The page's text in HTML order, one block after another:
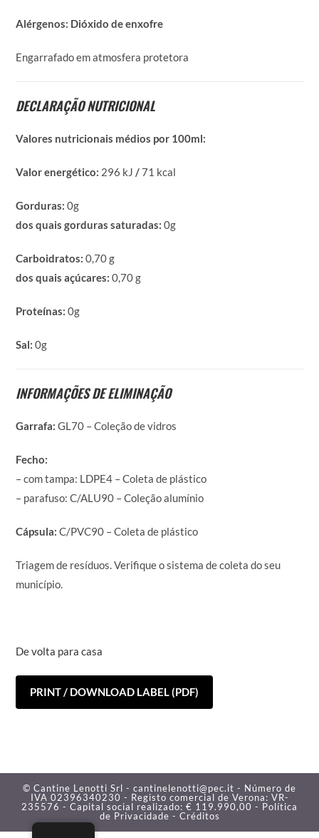
Alérgenos: Dióxido de enxofre
Engarrafado em atmosfera protetora
DECLARAÇÃO NUTRICIONAL
Valores nutricionais médios por 100ml:
Valor energético: 296 kJ/71 kcal
Gorduras: 0g
dos quais gorduras saturadas: 0g
Carboidratos: 0,70 g
dos quais açúcares: 0,70 g
Proteínas:0g
Sal:0g
INFORMAÇÕES DE ELIMINAÇÃO
Garrafa:GL70 – Coleção de vidros
Fecho:
– com tampa: LDPE4 – Coleta de plástico
– parafuso: C/ALU90 – Coleção alumínio
Cápsula:C/PVC90 – Coleta de plástico
Triagem de resíduos. Verifique o sistema de coleta do seu
município.
De volta para casa
PRINT / DOWNLOAD LABEL (PDF)
© Cantine Lenotti Srl - cantinelenotti@pec.it - Número de
IVA 02396340230 - Registo comercial de Verona: VR-
235576 - Capital social realizado: € 119.990,00 - Política
de Privacidade - Créditos